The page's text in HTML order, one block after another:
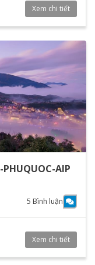
Xem chi tiết
AIP
5 Bình luận
Xem chi tiết